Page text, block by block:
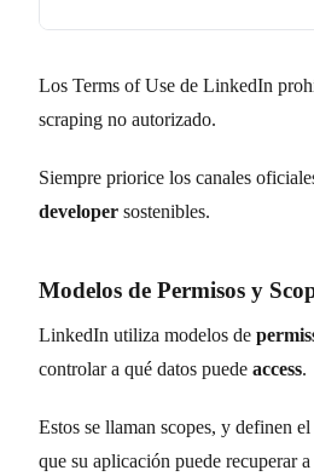
Los Terms of Use de LinkedIn
scraping no autorizado.
Siempre priorice los canales
developer sostenibles.
Modelos de Permisos y
LinkedIn utiliza modelos de
controlar a qué datos puede access.
Estos se llaman scopes, y definen
que su aplicación puede recuperar a